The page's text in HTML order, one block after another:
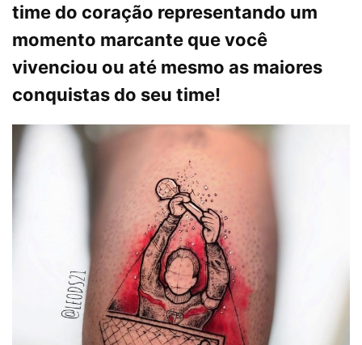
time do coração representando um
momento marcante que você
vivenciou ou até mesmo as maiores
conquistas do seu time!